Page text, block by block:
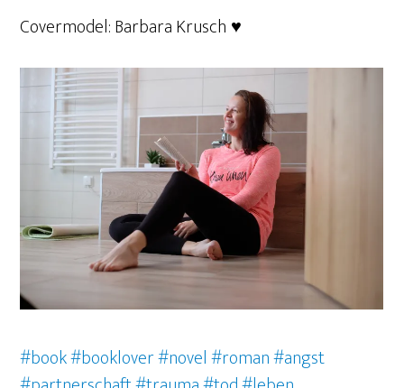
Covermodel: Barbara Krusch ♥️
#book#booklover#novel#roman#angst